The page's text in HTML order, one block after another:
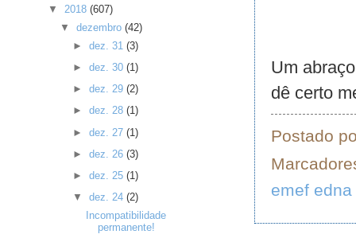
Um
dê certo
Postado
emef
▼ 2018 (607)
▼dezembro(42)
► dez. 31 (3)
► dez. 30 (1)
► dez. 29 (2)
► dez. 28 (1)
► dez. 27 (1)
► dez. 26 (3)
► dez. 25 (1)
▼ dez. 24 (2)
Incompatibilidade
permanente!